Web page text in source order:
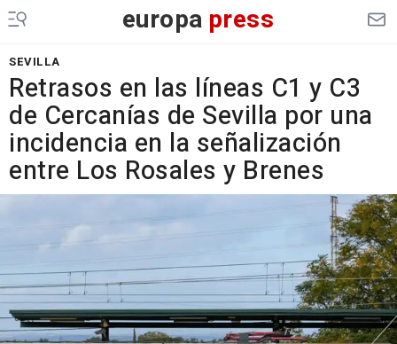
europa press
SEVILLA
Retrasos en las líneas C1 y C3
de Cercanías de Sevilla por una
incidencia en la señalización
entre Los Rosales y Brenes